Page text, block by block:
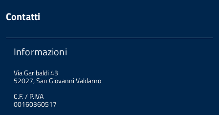
Contatti
Informazioni
Via Garibaldi 43
52027, San Giovanni Valdarno
C.F. / P.IVA
00160360517